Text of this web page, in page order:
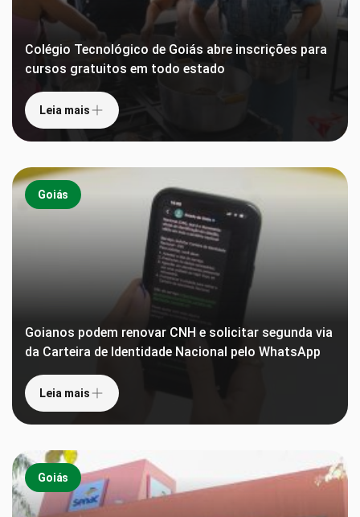
Colégio Tecnológico de Goiás abre inscrições para
cursos gratuitos em todo estado
Leia mais
Goiás
Goianos podem renovar CNH e solicitar segunda via
da Carteira de Identidade Nacional pelo WhatsApp
Leia mais
Goiás